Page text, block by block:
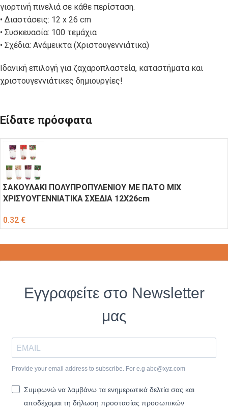
γιορτινή πινελιά σε κάθε περίσταση.
• Διαστάσεις: 12 x 26 cm
• Συσκευασία: 100 τεμάχια
• Σχέδια: Ανάμεικτα (Χριστουγεννιάτικα)
Ιδανική επιλογή για ζαχαροπλαστεία, καταστήματα και
χριστουγεννιάτικες δημιουργίες!
Είδατε πρόσφατα
ΣΑΚΟΥΛΑΚΙ ΠΟΛΥΠΡΟΠΥΛΕΝΙΟΥ ΜΕ ΠΑΤΟ ΜΙΧ
ΧΡΙΣΥΟΥΓΕΝΝΙΑΤΙΚΑ ΣΧΕΔΙΑ 12Χ26cm
0.32 €
Εγγραφείτε στο Newsletter
μας
Provide your email address to subscribe. For e.g abc@xyz.com
Συμφωνώ να λαμβάνω τα ενημερωτικά δελτία σας και
αποδέχομαι τη δήλωση προστασίας προσωπικών